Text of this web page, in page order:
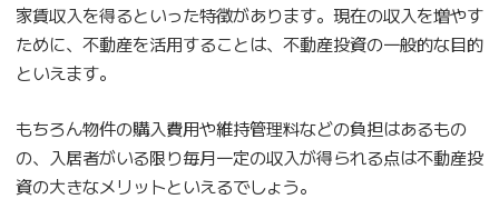
家賃収入を得るといった特徴があります。現在の収入を増やす
ために、不動産を活用することは、不動産投資の一般的な目的
といえます。
もちろん物件の購入費用や維持管理料などの負担はあるもの
の、入居者がいる限り毎月一定の収入が得られる点は不動産投
資の大きなメリットといえるでしょう。